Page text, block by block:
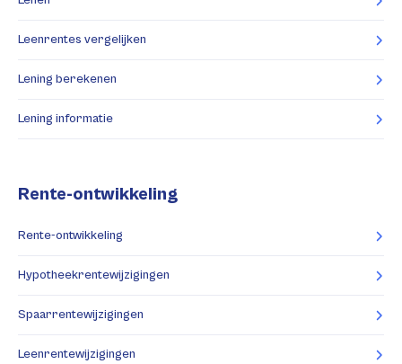
Leenrentes vergelijken
Lening berekenen
Lening informatie
Rente-ontwikkeling
Rente-ontwikkeling
Hypotheekrentewijzigingen
Spaarrentewijzigingen
Leenrentewijzigingen